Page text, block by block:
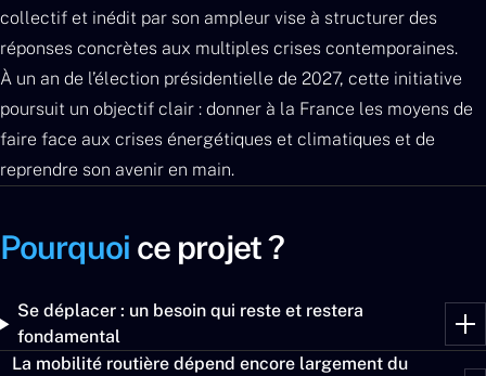
collectif et inédit par son ampleur vise à structurer des
réponses concrètes aux multiples crises contemporaines.
À un an de l’élection présidentielle de 2027, cette initiative
poursuit un objectif clair : donner à la France les moyens de
faire face aux crises énergétiques et climatiques et de
reprendre son avenir en main.
Pourquoi ce projet ?
Se déplacer : un besoin qui reste et restera
fondamental
La mobilité routière dépend encore largement du